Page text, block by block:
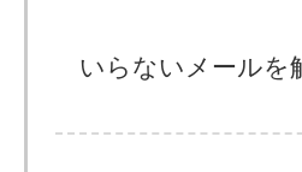
いらないメールを